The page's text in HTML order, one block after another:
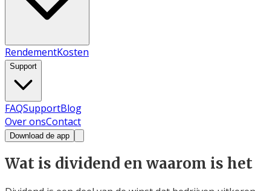
RendementKosten
Support
FAQSupportBlog
Over onsContact
Download de app
Wat is dividend en waarom is